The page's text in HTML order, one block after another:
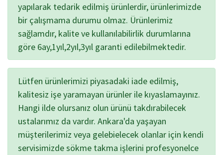
yapılarak tedarik edilmiş ürünlerdir, ürünlerimizde
bir çalışmama durumu olmaz. Ürünlerimiz
sağlamdır, kalite ve kullanılabilirlik durumlarına
göre 6ay,1yıl,2yıl,3yıl garanti edilebilmektedir.
Lütfen ürünlerimizi piyasadaki iade edilmiş,
kalitesiz işe yaramayan ürünler ile kıyaslamayınız.
Hangi ilde olursanız olun ürünü takdırabilecek
ustalarımız da vardır. Ankara'da yaşayan
müşterilerimiz veya gelebielecek olanlar için kendi
servisimizde sökme takma işlerini profesyonelce